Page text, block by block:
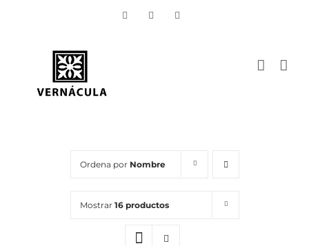
Vimeo Facebook
Ordena por Nombre
Mostrar 16 productos